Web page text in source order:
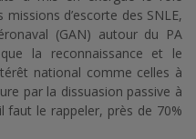
d’escorte des SNLE,
(GAN) autour du PA
la reconnaissance et le
national comme celles à
par la dissuasion passive à
le rappeler, près de 70%